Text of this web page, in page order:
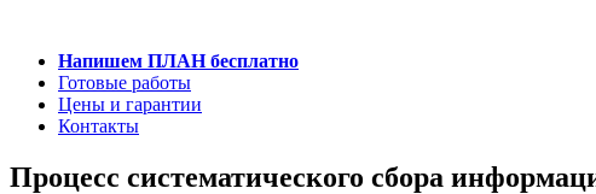
Напишем ПЛАН бесплатно
Готовые работы
Цены и гарантии
Контакты
Процесс систематического сбора